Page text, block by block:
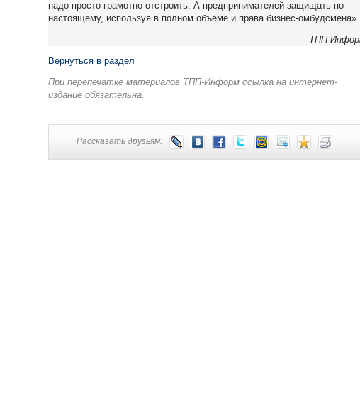
надо просто грамотно отстроить. А предпринимателей защищать по-
настоящему, используя в полном объеме и права бизнес-омбудсмена».
ТПП-
Вернуться в раздел
При перепечатке материалов ТПП-Информ ссылка на интернет-
издание обязательна.
Рассказать друзьям: